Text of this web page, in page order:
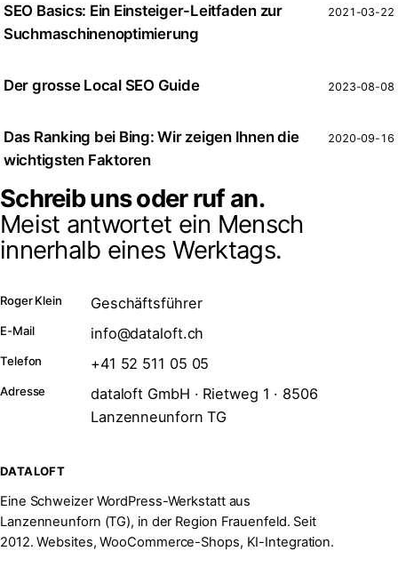
SEO Basics: Ein Einsteiger-Leitfaden zur
Suchmaschinenoptimierung
2021-03-22
Der grosse Local SEO Guide 2023-08-08
Das Ranking bei Bing: Wir zeigen Ihnen die
wichtigsten Faktoren
2020-09-16
Schreib uns oder ruf an.
Meist antwortet ein Mensch
innerhalb eines Werktags.
Roger Klein Geschäftsführer
E-Mail info@dataloft.ch
Telefon +41 52 511 05 05
Adresse
dataloft GmbH · Rietweg 1 · 8506
Lanzenneunforn TG
DATALOFT
Eine Schweizer WordPress-Werkstatt aus
Lanzenneunforn (TG), in der Region Frauenfeld. Seit
2012. Websites, WooCommerce-Shops, KI-Integration.